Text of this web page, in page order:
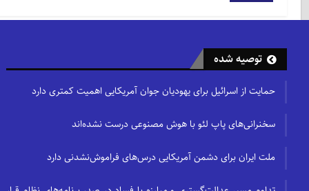
توصیه شده
حمایت از اسرائیل برای یهودیان جوان آمریکایی اهمیت کمتری دارد
سخنرانی‌های پاپ لئو با هوش مصنوعی درست نشده‌اند
ملت ایران برای دشمن آمریکایی درس‌های فراموش‌نشدنی دارد